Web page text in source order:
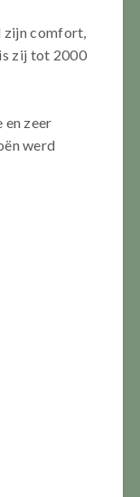
zijn comfort,
zij tot 2000
en zeer
werd